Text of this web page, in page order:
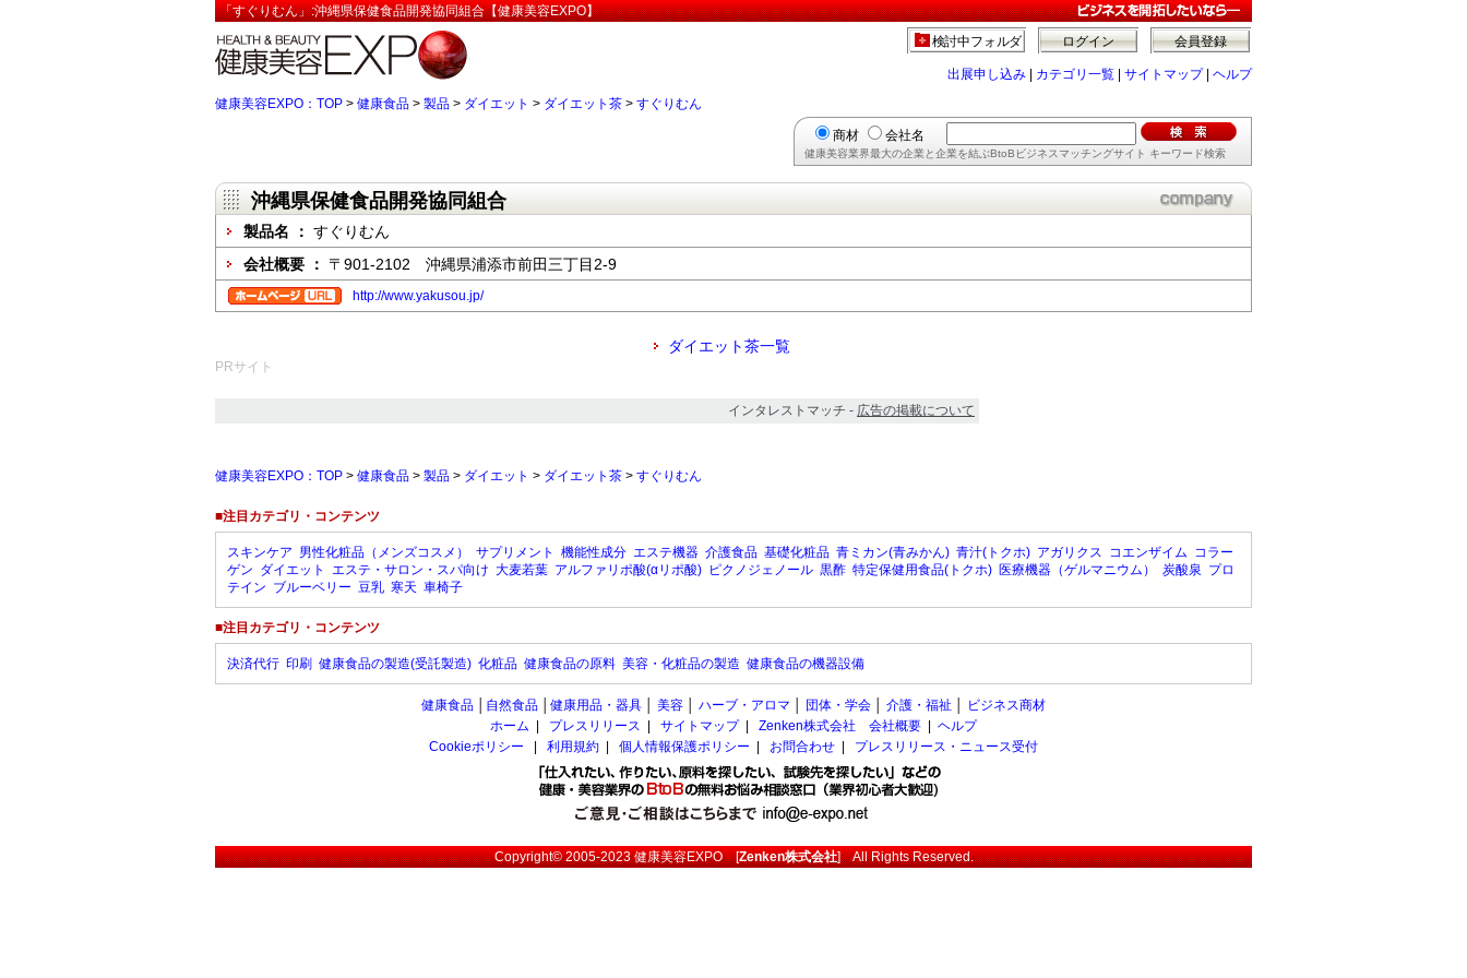
「すぐりむん」:沖縄県保健食品開発協同組合【健康美容EXPO】
会員登録
ログイン
検討中フォルダ
出展申し込み カテゴリ一覧 サイトマップ| ヘルプ
健康美容EXPO：TOP > 健康食品 > 製品 > ダイエット > ダイエット茶 > すぐりむん
商材 会社名
健康美容業界最大の企業と企業を結ぶBtoBビジネスマッチングサイト キーワード検索
沖縄県保健食品開発協同組合
製品名 ： すぐりむん
会社概要 ： 〒901-2102 沖縄県浦添市前田三丁目2-9
http://www.yakusou.jp/
ダイエット茶一覧
PRサイト
インタレストマッチ - 広告の掲載について
健康美容EXPO：TOP > 健康食品 > 製品 > ダイエット > ダイエット茶 > すぐりむん
■注目カテゴリ・コンテンツ
スキンケア 男性化粧品（メンズコスメ） サプリメント 機能性成分 エステ機器 介護食品 基礎化粧品 青ミカン(青みかん) 青汁(トクホ) アガリクス コエンザイム コラー
ゲン ダイエット エステ・サロン・スパ向け 大麦若葉 アルファリポ酸(αリポ酸) ピクノジェノール 黒酢 特定保健用食品(トクホ) 医療機器（ゲルマニウム） 炭酸泉 プロ
テイン ブルーベリー 豆乳 寒天 車椅子
■注目カテゴリ・コンテンツ
決済代行 印刷 健康食品の製造(受託製造) 化粧品 健康食品の原料 美容・化粧品の製造 健康食品の機器設備
健康食品 自然食品 健康用品・器具 美容 ハーブ・アロマ 団体・学会 介護・福祉
ビジネス商材
ホーム
プレスリリース サイトマップ| Zenken株式会社 会社概要
ヘルプ
Cookieポリシー
利用規約 個人情報保護ポリシー お問合わせ プレスリリース・ニュース受付
Copyright© 2005-2023健康美容EXPO[Zenken株式会社] All Rights Reserved.